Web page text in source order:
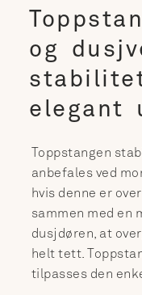
og
elegant
Toppstangen
anbefales ved
hvis denne er
sammen med en
dusjdøren, at
helt tett.
tilpasses den